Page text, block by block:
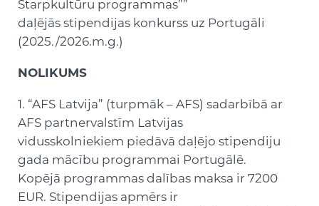
Starpkultūru programmas””
daļējās stipendijas konkurss uz Portugāli
(2025./2026.m.g.)
NOLIKUMS
1. “AFS Latvija” (turpmāk – AFS) sadarbībā ar
AFS partnervalstīm Latvijas
vidusskolniekiem piedāvā daļējo stipendiju
gada mācību programmai Portugālē.
Kopējā programmas dalības maksa ir 7200
EUR. Stipendijas apmērs ir